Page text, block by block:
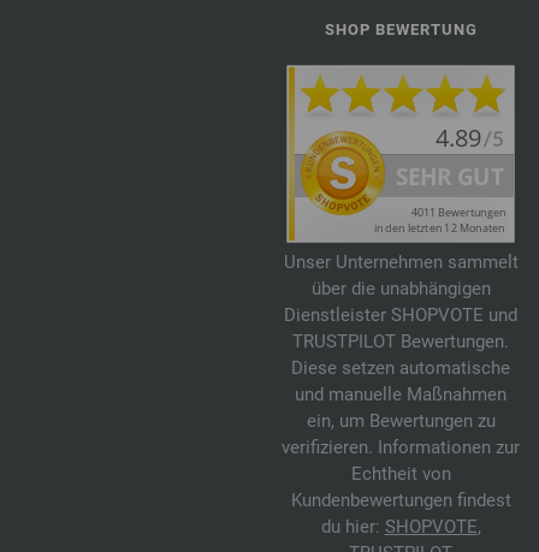
SHOP BEWERTUNG
Unser Unternehmen sammelt
über die unabhängigen
Dienstleister SHOPVOTE und
TRUSTPILOT Bewertungen.
Diese setzen automatische
und manuelle Maßnahmen
ein, um Bewertungen zu
verifizieren. Informationen zur
Echtheit von
Kundenbewertungen findest
du hier: SHOPVOTE,